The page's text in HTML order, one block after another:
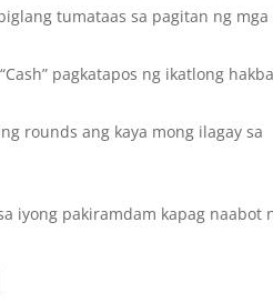
tumataas sa pagitan ng mga
pagkatapos ng ikatlong
rounds ang kaya mong ilagay sa
iyong pakiramdam kapag naabot